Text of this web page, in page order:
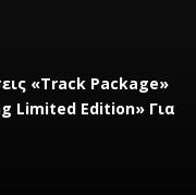
«Track Package»
Limited Edition» Για